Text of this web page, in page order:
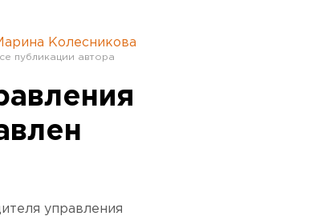
Колесникова
управления